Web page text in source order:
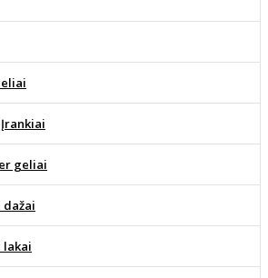
geliai
dažai
lakai